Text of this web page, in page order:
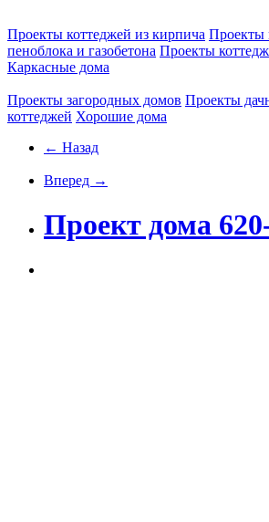
Проекты коттеджей из кирпича Проекты
пеноблока и газобетона Проекты
Каркасные дома
Проекты загородных домов Проекты
коттеджей Хорошие дома
← Назад
Вперед →
Проект дома